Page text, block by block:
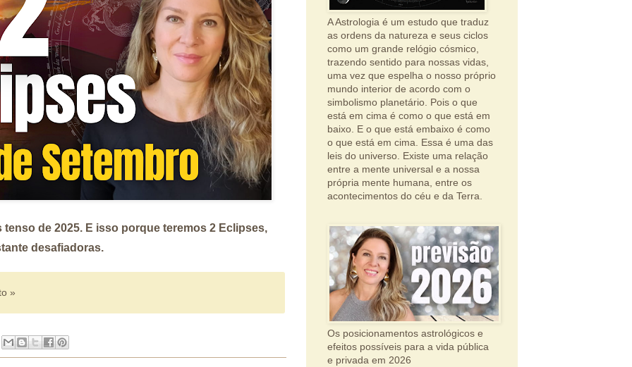
de 2025. E isso porque teremos 2 Eclipses,
desafiadoras.
»
A Astrologia é um estudo que traduz
as ordens da natureza e seus ciclos
como um grande relógio cósmico,
trazendo sentido para nossas vidas,
uma vez que espelha o nosso próprio
mundo interior de acordo com o
simbolismo planetário. Pois o que
está em cima é como o que está em
baixo. E o que está embaixo é como
o que está em cima. Essa é uma das
leis do universo. Existe uma relação
entre a mente universal e a nossa
própria mente humana, entre os
acontecimentos do céu e da Terra.
Os posicionamentos astrológicos e
efeitos possíveis para a vida pública
e privada em 2026